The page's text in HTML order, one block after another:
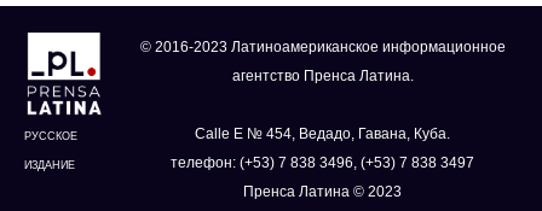
РУССКОЕ
ИЗДАНИЕ
© 2016-2023 Латиноамериканское информационное
агентство Пренса Латина.
Calle E № 454, Ведадо, Гавана, Куба.
телефон: (+53) 7 838 3496, (+53) 7 838 3497
Пренса Латина © 2023